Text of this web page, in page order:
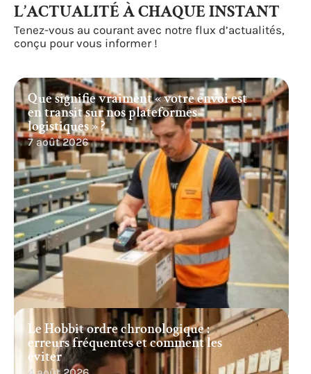
L’ACTUALITÉ À CHAQUE INSTANT
Tenez-vous au courant avec notre flux d’actualités,
conçu pour vous informer !
Que signifie vraiment « votre envoi est
en transit sur nos plateformes
logistiques » ?
7 août 2026
Le Hobbit ordre chronologique :
erreurs fréquentes et comment les
éviter